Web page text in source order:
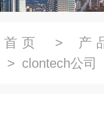
首页 > 产
> clontech公司